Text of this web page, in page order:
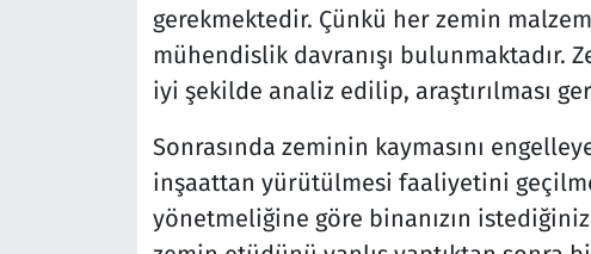
gerekmektedir. Çünkü her zemin
mühendislik davranışı bulunmaktadır.
iyi şekilde analiz edilip, araştırılması
Sonrasında zeminin kaymasını
inşaattan yürütülmesi faaliyetini
yönetmeliğine göre binanızın